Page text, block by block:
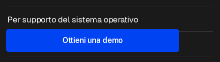
Gestione dei dispositivi Zebra
Per supporto del sistema operativo
Per funzionalitàOttieni una demo